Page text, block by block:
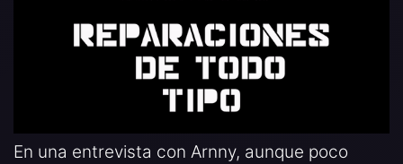
En una entrevista con Arnny, aunque poco